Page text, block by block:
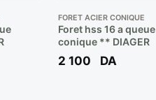
FORET ACIER CONIQUE
Foret hss 16 a queue
conique ** DIAGER
2 100 DA